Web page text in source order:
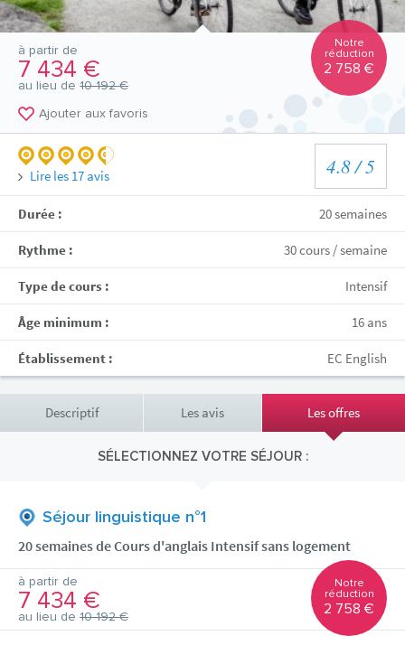
à partir de
7 434 €
au lieu de 10 192 €
Notre
réduction
2 758 €
Ajouter aux favoris
4.8/ 5
Lire les 17 avis
Durée : 20 semaines
Rythme : 30 cours / semaine
Type de cours : Intensif
Âge minimum : 16 ans
Établissement : EC English
Descriptif Les avis Les offres
SÉLECTIONNEZ VOTRE SÉJOUR :
Séjour linguistique n°1
20 semaines de Cours d'anglais Intensif sans logement
à partir de
7 434 €
au lieu de 10 192 €
Notre
réduction
2 758 €